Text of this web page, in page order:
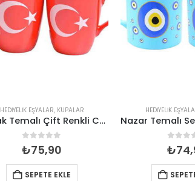
HEDIYELIK EŞYALAR, KUPALAR
Bayrak Temalı Çift Renkli Cam Kupa
0 out of 5
₺75,90
SEPETE EKLE
HEDIYELIK
0 out
₺